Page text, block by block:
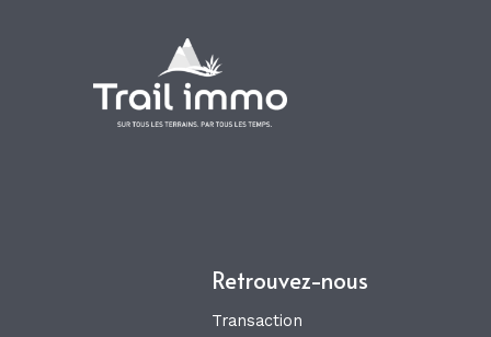
Retrouvez-nous
Transaction